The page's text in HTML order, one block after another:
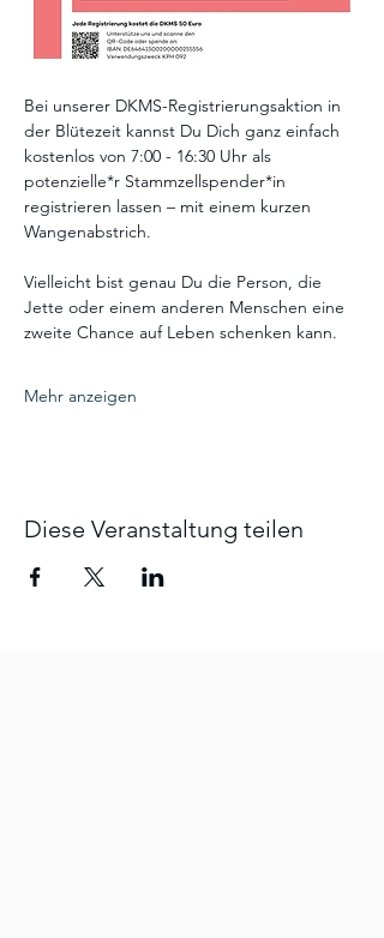
Bei unserer DKMS-Registrierungsaktion in
der Blütezeit kannst Du Dich ganz einfach
kostenlos von 7:00 - 16:30 Uhr als
potenzielle*r Stammzellspender*in
registrieren lassen – mit einem kurzen
Wangenabstrich.
Vielleicht bist genau Du die Person, die
Jette oder einem anderen Menschen eine
zweite Chance auf Leben schenken kann.
Mehr anzeigen
Diese Veranstaltung teilen